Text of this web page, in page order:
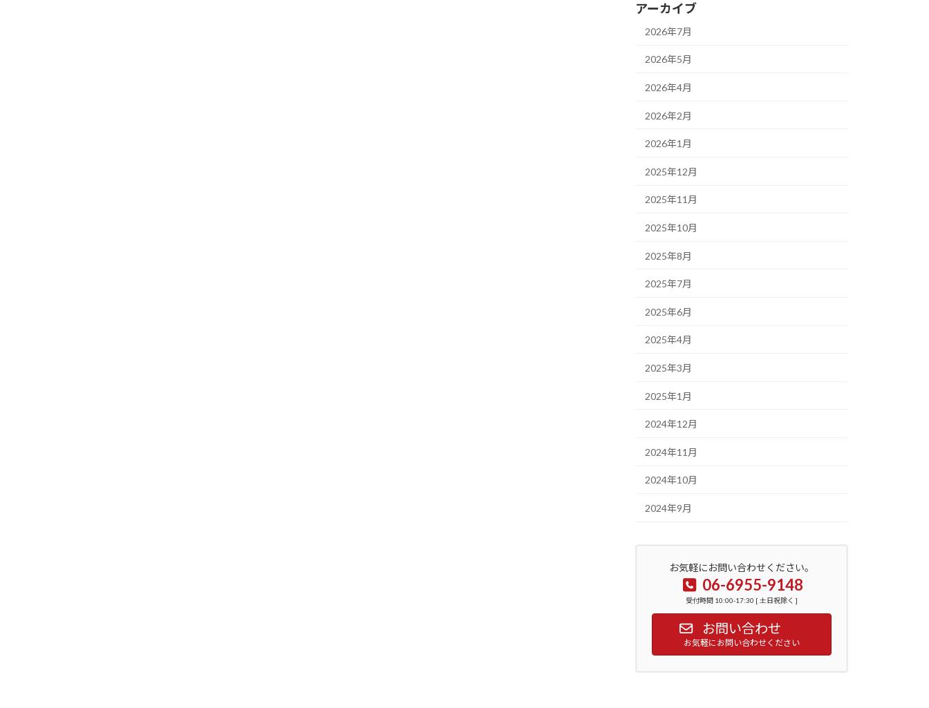
アーカイブ
2026年7月
2026年5月
2026年4月
2026年2月
2026年1月
2025年12月
2025年11月
2025年10月
2025年8月
2025年7月
2025年6月
2025年4月
2025年3月
2025年1月
2024年12月
2024年11月
2024年10月
2024年9月
お気軽にお問い合わせください。
06-6955-9148
受付時間 10:00-17:30 [ 土日祝除く ]
お問い合わせ
お気軽にお問い合わせください